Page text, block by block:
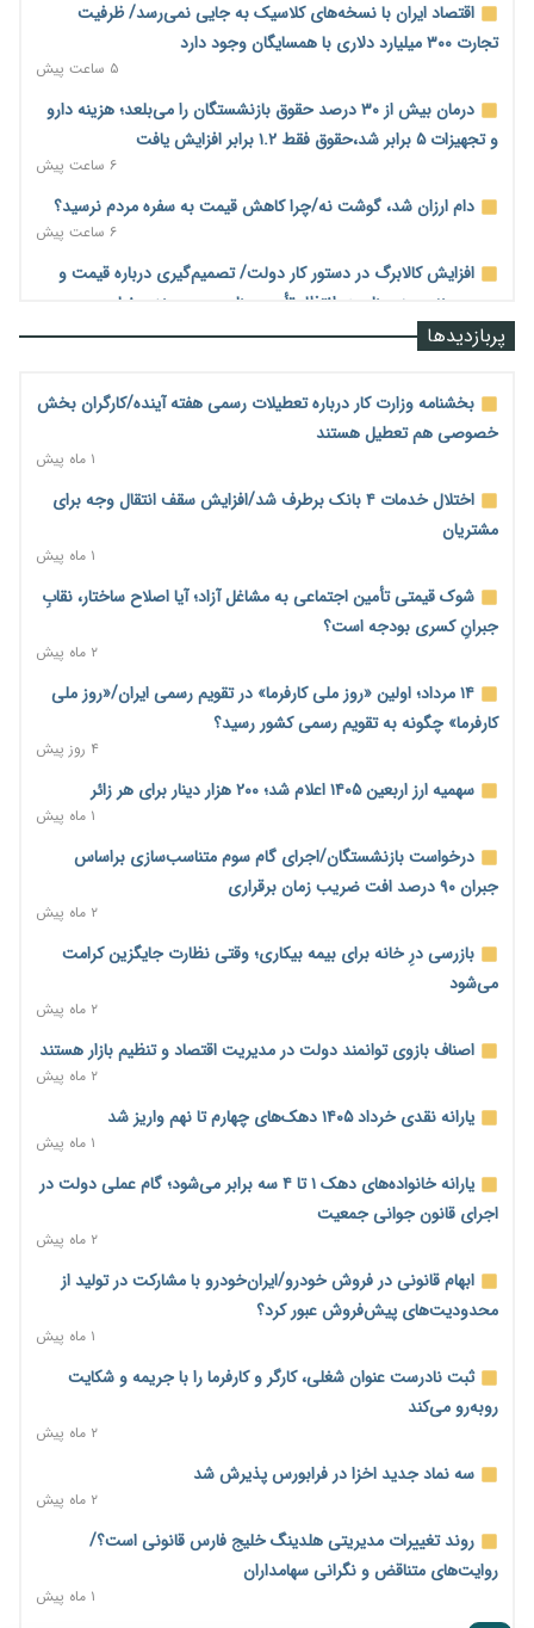
اقتصاد ایران با نسخه‌های کلاسیک به جایی نمی‌رسد/ ظرفیت
تجارت ۳۰۰ میلیارد دلاری با همسایگان وجود دارد
۵ ساعت پیش
درمان بیش از ۳۰ درصد حقوق بازنشستگان را می‌بلعد؛ هزینه دارو
و تجهیزات ۵ برابر شد،حقوق فقط ۱.۲ برابر افزایش یافت
۶ ساعت پیش
دام ارزان شد، گوشت نه/چرا کاهش قیمت به سفره مردم نرسید؟
۶ ساعت پیش
افزایش کالابرگ در دستور کار دولت/ تصمیم‌گیری درباره قیمت و
سهمیه بنزین همچنان در انتظار تأمین منابع و جمع‌بندی نهایی
متخلفان شد
نرخ سود بانکی در دوراهی تورم و رکود؛ بورس در انتظار تصمیم
سیاست‌گذار
سیاست‌های ناپایدار در بازار جهانی
شیر صنعتی چگونه تولید می‌شود؟ پاسخ مدیر کل استاندارد به
شایعات فضای مجازی
نسخه قطعه‌سازان برای سایپا؛ خروج دولت از مدیریت پیش از
واگذاری
تجارت خارجی ایران در مسیر تسویه فرامرزی با رمزارز
یک سال پرچالش اینترنت/دولت چهاردهم از محدودیت به سمت
توسعه زیرساخت رفت
هشدار دیوان محاسبات درباره حساب‌های خارج از خزانه؛ ۱۲۴ حساب
ارزی در تیررس نظارت
نه از جنگ می‌ترسیم، نه از مذاکره برای منافع ملی
فرمول تازه مستمری در راه است؛ کارگران بازنده اصلاحات تأمین
اجتماعی؟
کنترل ترازنامه بانک‌ها؛ شمشیر دولبه مهار تورم و تأمین مالی تولید
جنگ با تورم از بانک‌ها و بودجه آغاز می‌شود؛ نسخه انضباط آهنین
برای اقتصاد
عینک گران‌تر شد؛ ارز و عوارض گمرکی قدرت خرید مردم را نشانه
رفت
اطمینان وزیر جهاد از تأمین کالاهای اساسی؛ «نگران نباشید»
پیام‌رسان‌های ایرانی در مسیر ورود به بورس؛ عرضه اولیه یک
پربازدیدها
بخشنامه وزارت کار درباره تعطیلات رسمی هفته آینده/کارگران بخش
خصوصی هم تعطیل هستند
۱ ماه پیش
اختلال خدمات ۴ بانک برطرف شد/افزایش سقف انتقال وجه برای
مشتریان
۱ ماه پیش
شوک قیمتی تأمین اجتماعی به مشاغل آزاد؛ آیا اصلاح ساختار، نقابِ
جبرانِ کسری بودجه است؟
۲ ماه پیش
۱۴ مرداد؛ اولین «روز ملی کارفرما» در تقویم رسمی ایران/«روز ملی
کارفرما» چگونه به تقویم رسمی کشور رسید؟
۴ روز پیش
سهمیه ارز اربعین ۱۴۰۵ اعلام شد؛ ۲۰۰ هزار دینار برای هر زائر
۱ ماه پیش
درخواست بازنشستگان/اجرای گام سوم متناسب‌سازی براساس
جبران ۹۰ درصد افت ضریب زمان برقراری
۲ ماه پیش
بازرسی درِ خانه برای بیمه بیکاری؛ وقتی نظارت جایگزین کرامت
می‌شود
۲ ماه پیش
اصناف بازوی توانمند دولت در مدیریت اقتصاد و تنظیم بازار هستند
۲ ماه پیش
یارانه نقدی خرداد ۱۴۰۵ دهک‌های چهارم تا نهم واریز شد
۱ ماه پیش
یارانه خانواده‌های دهک ۱ تا ۴ سه برابر می‌شود؛ گام عملی دولت در
اجرای قانون جوانی جمعیت
۲ ماه پیش
ابهام قانونی در فروش خودرو/ایران‌خودرو با مشارکت در تولید از
محدودیت‌های پیش‌فروش عبور کرد؟
۱ ماه پیش
ثبت نادرست عنوان شغلی، کارگر و کارفرما را با جریمه و شکایت
روبه‌رو می‌کند
۲ ماه پیش
سه نماد جدید اخزا در فرابورس پذیرش شد
۲ ماه پیش
روند تغییرات مدیریتی هلدینگ خلیج فارس قانونی است؟/
روایت‌های متناقض و نگرانی سهامداران
۱ ماه پیش